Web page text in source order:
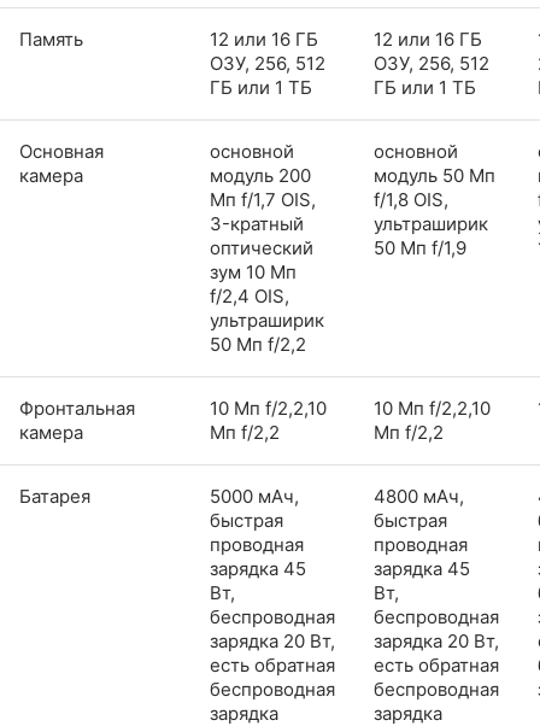
Память
12 или 16 ГБ
ОЗУ, 256, 512
ГБ или 1 ТБ
12 или 16 ГБ
ОЗУ, 256, 512
ГБ или 1 ТБ
Основная
камера
основной
модуль 200
Мп f/1,7 OIS,
3-кратный
оптический
зум 10 Мп
f/2,4 OIS,
ультраширик
50 Мп f/2,2
основной
модуль 50 Мп
f/1,8 OIS,
ультраширик
50 Мп f/1,9
Фронтальная
камера
10 Мп f/2,2,10
Мп f/2,2
10 Мп f/2,2,10
Мп f/2,2
Батарея
5000 мАч,
быстрая
проводная
зарядка 45
Вт,
беспроводная
зарядка 20 Вт,
есть обратная
беспроводная
зарядка
4800 мАч,
быстрая
проводная
зарядка 45
Вт,
беспроводная
зарядка 20 Вт,
есть обратная
беспроводная
зарядка